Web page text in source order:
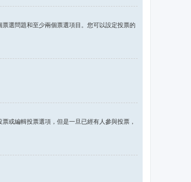
選問題和至少兩個票選項目。您可以設定投票的
或編輯投票選項，但是一旦已經有人參與投票，